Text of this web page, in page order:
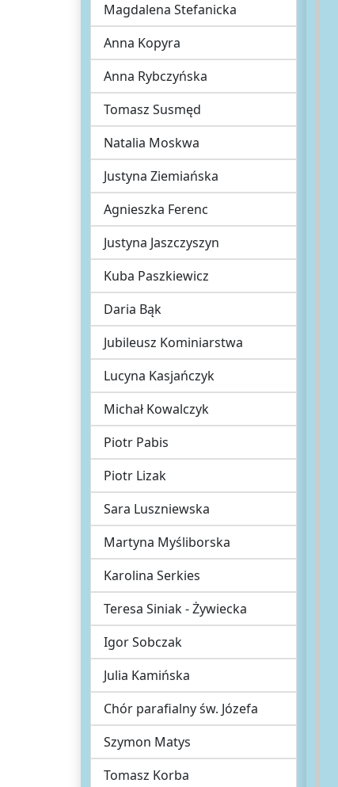
Magdalena Stefanicka
Anna Kopyra
Anna Rybczyńska
Tomasz Susmęd
Natalia Moskwa
Justyna Ziemiańska
Agnieszka Ferenc
Justyna Jaszczyszyn
Kuba Paszkiewicz
Daria Bąk
Jubileusz Kominiarstwa
Lucyna Kasjańczyk
Michał Kowalczyk
Piotr Pabis
Piotr Lizak
Sara Luszniewska
Martyna Myśliborska
Karolina Serkies
Teresa Siniak - Żywiecka
Igor Sobczak
Julia Kamińska
Chór parafialny św. Józefa
Szymon Matys
Tomasz Korba